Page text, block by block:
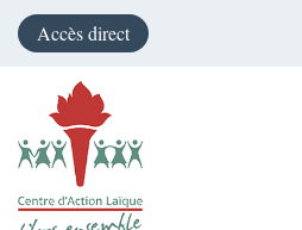
Accès direct